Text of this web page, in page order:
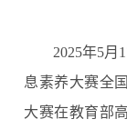
2025年5月
息素养大赛全
大赛在教育部